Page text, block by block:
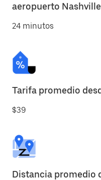
aeropuerto Nashville
24 minutos
Tarifa promedio
$39
Distancia promedio